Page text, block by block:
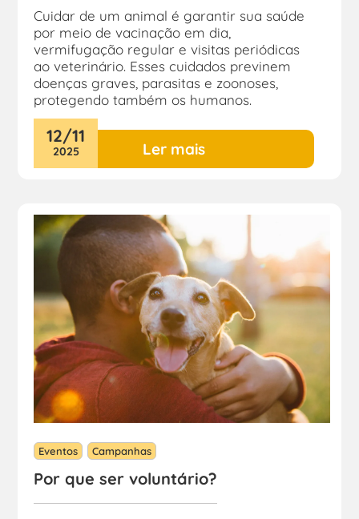
Cuidar de um animal é garantir sua saúde
por meio de vacinação em dia,
vermifugação regular e visitas periódicas
ao veterinário. Esses cuidados previnem
doenças graves, parasitas e zoonoses,
protegendo também os humanos.
Ler mais
12/11
2025
Eventos Campanhas
Por que ser voluntário?